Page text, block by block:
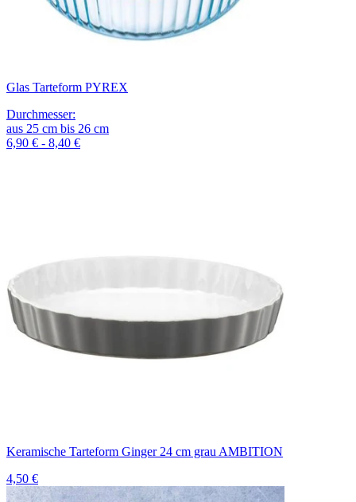
Glas Tarteform PYREX
Durchmesser:
aus 25 cm bis 26 cm
6,90 € - 8,40 €
Keramische Tarteform Ginger 24 cm grau AMBITION
4,50 €